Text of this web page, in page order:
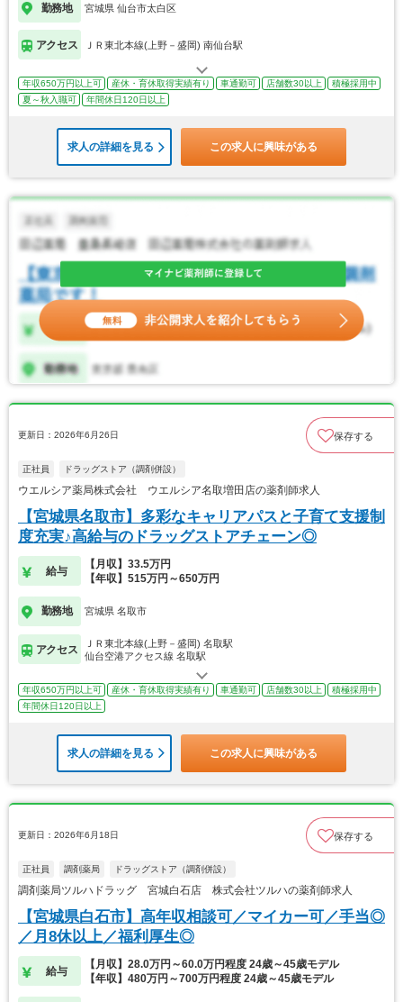
勤務地 宮城県 仙台市太白区
アクセス ＪＲ東北本線(上野－盛岡) 南仙台駅
年収650万円以上可 産休・育休取得実績有り 車通勤可 店舗数30以上
積極採用中
夏～秋入職可
年間休日120日以上
求人の詳細を見る この求人に興味がある
更新日：2026年6月26日 保存する
正社員 ドラッグストア（調剤併設）
ウエルシア薬局株式会社 ウエルシア名取増田店の薬剤師求人
【宮城県名取市】多彩なキャリアパスと子育て支援制
度充実♪高給与のドラッグストアチェーン◎
給与
【月収】33.5万円
【年収】515万円～650万円
勤務地 宮城県 名取市
アクセス
ＪＲ東北本線(上野－盛岡) 名取駅
仙台空港アクセス線 名取駅
年収650万円以上可 産休・育休取得実績有り 車通勤可 店舗数30以上
積極採用中
年間休日120日以上
求人の詳細を見る この求人に興味がある
更新日：2026年6月18日 保存する
正社員 調剤薬局 ドラッグストア（調剤併設）
調剤薬局ツルハドラッグ 宮城白石店 株式会社ツルハの薬剤師求人
【宮城県白石市】高年収相談可／マイカー可／手当◎
／月8休以上／福利厚生◎
給与
【月収】28.0万円～60.0万円程度 24歳～45歳モデル
【年収】480万円～700万円程度 24歳～45歳モデル